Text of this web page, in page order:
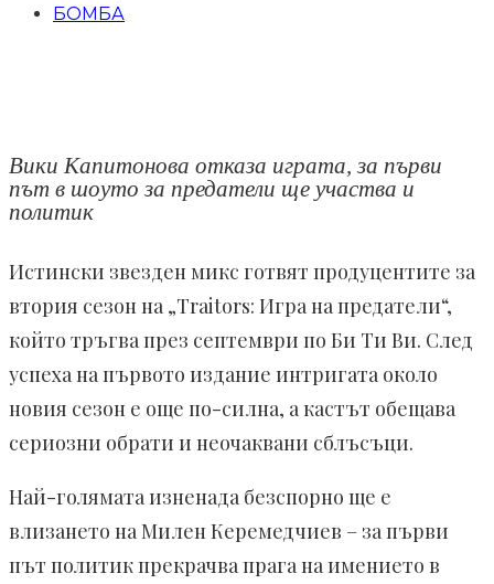
БОМБА
Вики Капитонова отказа играта, за първи
път в шоуто за предатели ще участва и
политик
Истински звезден микс готвят продуцентите за
втория сезон на „Traitors: Игра на предатели“,
който тръгва през септември по Би Ти Ви. След
успеха на първото издание интригата около
новия сезон е още по-силна, а кастът обещава
сериозни обрати и неочаквани сблъсъци.
Най-голямата изненада безспорно ще е
влизането на Милен Керемедчиев – за първи
път политик прекрачва прага на имението в